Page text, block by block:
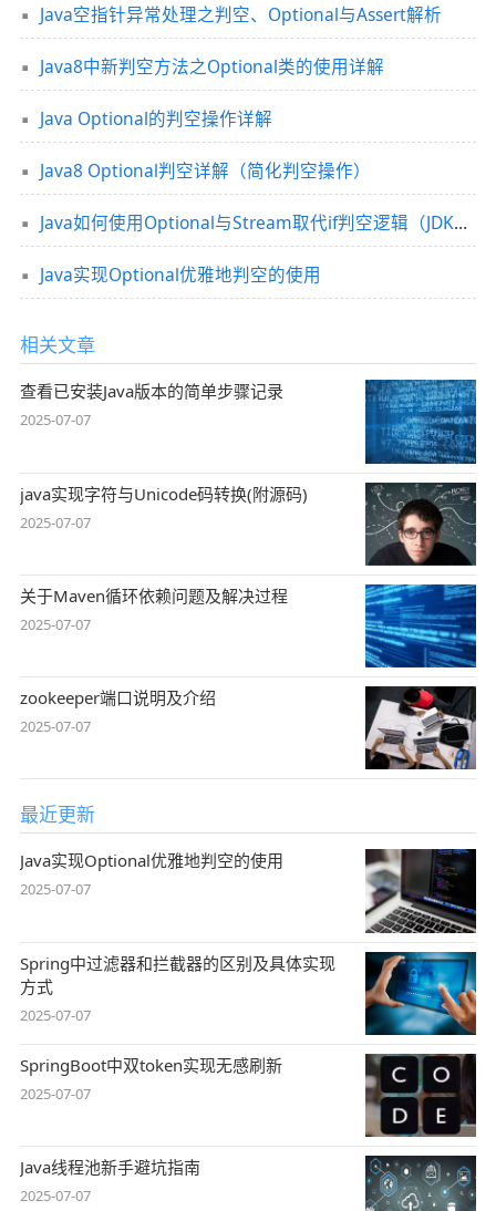
Java空指针异常处理之判空、Optional与Assert解析
Java8中新判空方法之Optional类的使用详解
Java Optional的判空操作详解
Java8 Optional判空详解（简化判空操作）
Java如何使用Optional与Stream取代if判空逻辑（JDK8以上）
Java实现Optional优雅地判空的使用
相关文章
查看已安装Java版本的简单步骤记录
2025-07-07
java实现字符与Unicode码转换(附源码)
2025-07-07
关于Maven循环依赖问题及解决过程
2025-07-07
zookeeper端口说明及介绍
2025-07-07
最近更新
Java实现Optional优雅地判空的使用
2025-07-07
Spring中过滤器和拦截器的区别及具体实现
方式
2025-07-07
SpringBoot中双token实现无感刷新
2025-07-07
Java线程池新手避坑指南
2025-07-07